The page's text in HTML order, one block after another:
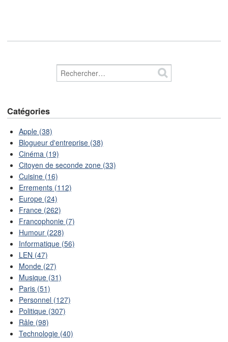
Catégories
Apple (38)
Blogueur d'entreprise (38)
Cinéma (19)
Citoyen de seconde zone (33)
Cuisine (16)
Errements (112)
Europe (24)
France (262)
Francophonie (7)
Humour (228)
Informatique (56)
LEN (47)
Monde (27)
Musique (31)
Paris (51)
Personnel (127)
Politique (307)
Râle (98)
Technologie (40)